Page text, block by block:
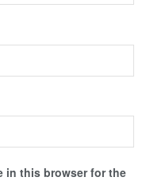
in this browser for the